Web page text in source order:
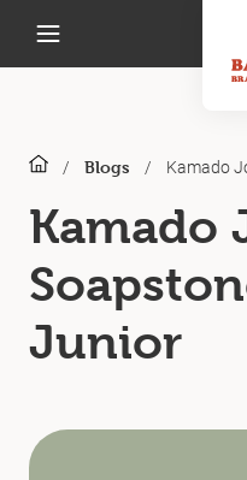
/ Blogs / Kamado
Kamado
Junior